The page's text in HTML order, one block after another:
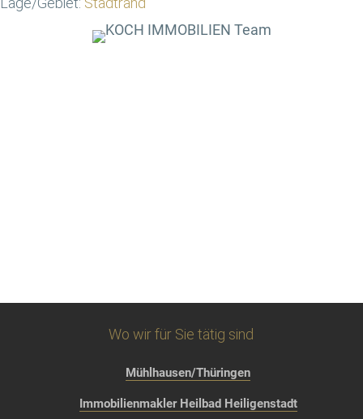
Wo wir für Sie tätig sind
Mühlhausen/Thüringen
Immobilienmakler Heilbad Heiligenstadt